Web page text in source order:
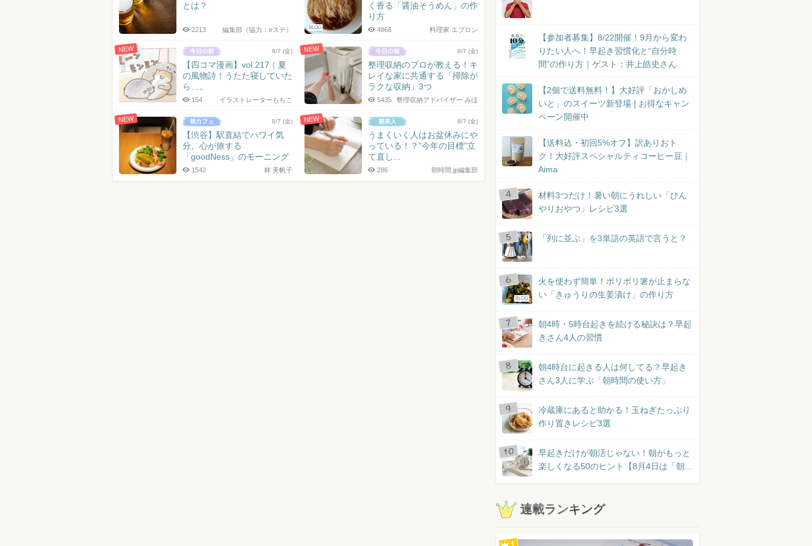
とは？
編集部（協力：eステ）
2213 BLOG
く香る「醤油そうめん」の作
り方
料理家 エプロン
4868
NEW 8/7 (金)
【四コマ漫画】vol.217｜夏
の風物詩！うたた寝していた
ら…。
イラストレーターもちこ
154
NEW 8/7 (金)
整理収納のプロが教える！キ
レイな家に共通する「掃除が
ラクな収納」3つ
整理収納アドバイザー みほ
5435
NEW 8/7 (金)
【渋谷】駅直結でハワイ気
分。心が旅する
「goodNess」のモーニング
林 美帆子
1542
NEW 8/7 (金)
うまくいく人はお盆休みにや
っている！？”今年の目標”立
て直し...
朝時間.jp編集部
286
【参加者募集】8/22開催！9月から変わ
りたい人へ！早起き習慣化と“自分時
間”の作り方｜ゲスト：井上皓史さん
【2個で送料無料！】大好評「おかしめ
いと」のスイーツ新登場 | お得なキャン
ペーン開催中
【送料込・初回5%オフ】訳ありおト
ク！大好評スペシャルティコーヒー豆｜
Aima
材料3つだけ！暑い朝にうれしい「ひん
やりおやつ」レシピ3選
「列に並ぶ」を3単語の英語で言うと？
BLOG
火を使わず簡単！ポリポリ箸が止まらな
い「きゅうりの生姜漬け」の作り方
朝4時・5時台起きを続ける秘訣は？早起
きさん4人の習慣
朝4時台に起きる人は何してる？早起き
さん3人に学ぶ「朝時間の使い方」
冷蔵庫にあると助かる！玉ねぎたっぷり
作り置きレシピ3選
早起きだけが朝活じゃない！朝がもっと
楽しくなる50のヒント【8月4日は「朝...
連載ランキング